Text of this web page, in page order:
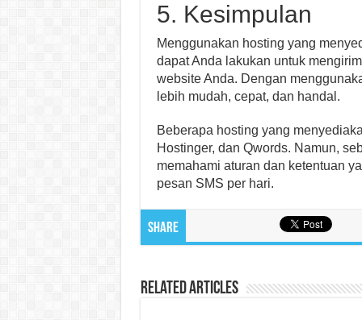
5. Kesimpulan
Menggunakan hosting yang
dapat Anda lakukan untuk
website Anda. Dengan
lebih mudah, cepat, dan handal.
Beberapa hosting yang
Hostinger, dan Qwords. Namun,
memahami aturan dan ketentuan
pesan SMS per hari.
Share
Related Articles